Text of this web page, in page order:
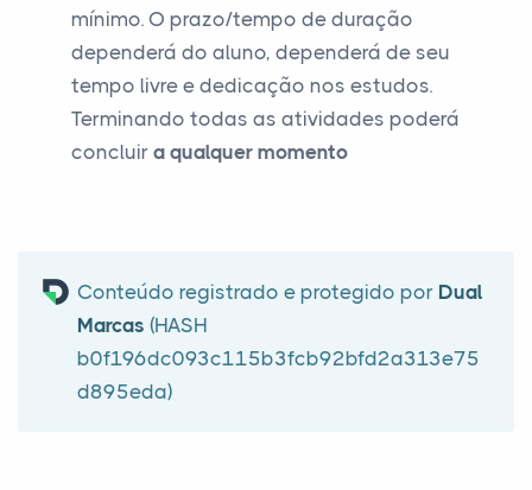
mínimo. O prazo/tempo de duração
dependerá do aluno, dependerá de seu
tempo livre e dedicação nos estudos.
Terminando todas as atividades poderá
concluir a qualquer momento
Conteúdo registrado e protegido por Dual
Marcas (HASH
b0f196dc093c115b3fcb92bfd2a313e75
d895eda)